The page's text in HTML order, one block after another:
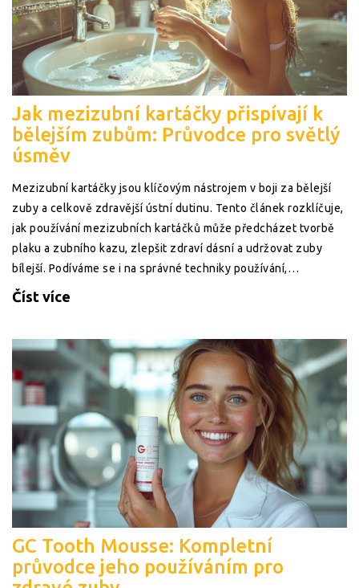
Jak mezizubní kartáčky přispívají k
bělejším zubům: Průvodce pro světlý
úsměv
Mezizubní kartáčky jsou klíčovým nástrojem v boji za bělejší
zuby a celkově zdravější ústní dutinu. Tento článek rozklíčuje,
jak používání mezizubních kartáčků může předcházet tvorbě
plaku a zubního kazu, zlepšit zdraví dásní a udržovat zuby
bílejší. Podíváme se i na správné techniky používání,
doporučení odborníků a tipy, jak si vybrat ten správný
Číst více
GC Tooth Mousse: Kompletní
průvodce jeho používáním pro